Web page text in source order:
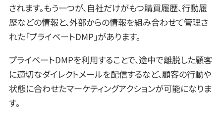
されます。もう一つが、自社だけがもつ購買履歴、行動履
歴などの情報と、外部からの情報を組み合わせて管理さ
れた「プライベートDMP」があります。
プライベートDMPを利用することで、途中で離脱した顧客
に適切なダイレクトメールを配信するなど、顧客の行動や
状態に合わせたマーケティングアクションが可能になりま
す。